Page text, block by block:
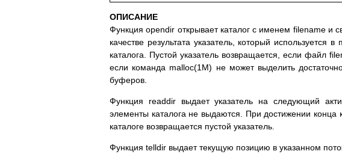
ОПИСАНИЕ
Функция opendir открывает каталог с именем filename и
качестве результата указатель, который
каталога. Пустой указатель возвращается, если файл
если команда malloc(1M) не может выделить
буферов.
Функция readdir выдает указатель на следующий
элементы каталога не выдаются. При достижении конца
каталоге возвращается пустой указатель.
Функция telldir выдает текущую позицию в указанном